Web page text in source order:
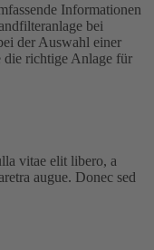
Informationen
bei
der Auswahl einer
die richtige Anlage für
vitae elit libero, a
augue. Donec sed